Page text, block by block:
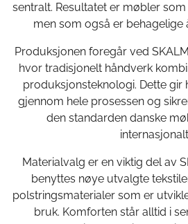
sentralt. Resultatet er møbler
men som også er behagelige
Produksjonen foregår ved
hvor tradisjonelt håndverk
produksjonsteknologi. Dette gir
gjennom hele prosessen og
den standarden danske
Materialvalg er en viktig del av
benyttes nøye utvalgte
polstringsmaterialer som er
bruk. Komforten står alltid i